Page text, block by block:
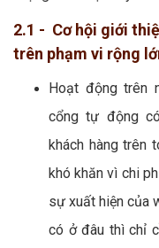
2.1 - Cơ hội giới
trên phạm vi rộng
Hoạt động trên
cổng tự động
khách hàng trên
khó khăn vì chi
sự xuất hiện của
có ở đâu thì chỉ